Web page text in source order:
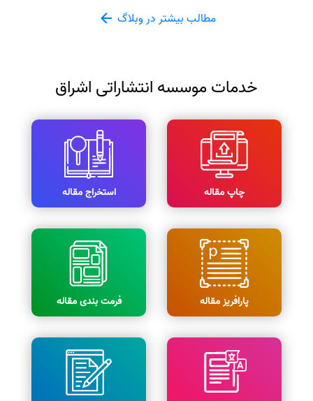
مطالب بیشتر در وبلاگ
خدمات موسسه انتشاراتی اشراق
چاپ مقاله استخراج مقاله
پارافریز مقاله فرمت بندی مقاله